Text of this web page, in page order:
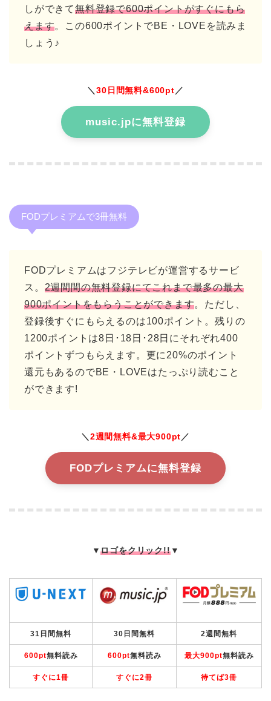
しができて無料登録で600ポイントがすぐにもら
えます。この600ポイントでBE・LOVEを読みま
しょう♪
＼30日間無料&600pt ／
music.jpに無料登録
FODプレミアムで3冊無料
FODプレミアムはフジテレビが運営するサービ
ス。 2週間間の無料登録にてこれまで最多の最大
900ポイントをもらうことができます。ただし、
登録後すぐにもらえるのは100ポイント。残りの
1200ポイントは8日･18日･28日にそれぞれ400
ポイントずつもらえます。更に20%のポイント
還元もあるのでBE・LOVEはたっぷり読むこと
ができます!
＼ 2週間無料&最大900pt ／
FODプレミアムに無料登録
▼ロゴをクリック!!▼
31日間無料 30日間無料 2週間無料
600pt無料読み 600pt無料読み 最大900pt無料読み
すぐに1冊 すぐに2冊 待てば3冊